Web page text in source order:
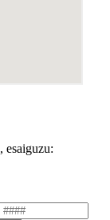
esaiguzu: